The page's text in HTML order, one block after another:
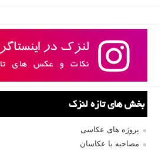
بخش های تازه لنزک
پروژه های عکاسی
مصاحبه با عکاسان